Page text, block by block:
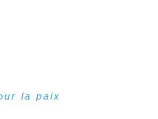
la paix